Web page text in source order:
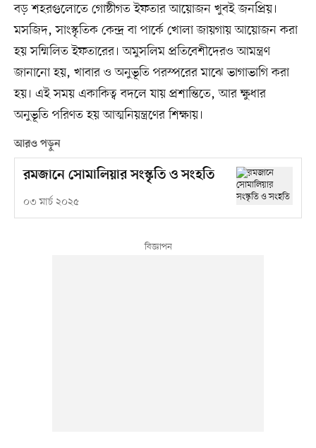
বড় শহরগুলোতে গোষ্ঠীগত ইফতার আয়োজন খুবই জনপ্রিয়।
মসজিদ, সাংস্কৃতিক কেন্দ্র বা পার্কে খোলা জায়গায় আয়োজন করা
হয় সম্মিলিত ইফতারের। অমুসলিম প্রতিবেশীদেরও আমন্ত্রণ
জানানো হয়, খাবার ও অনুভূতি পরস্পরের মাঝে ভাগাভাগি করা
হয়। এই সময় একাকিত্ব বদলে যায় প্রশান্তিতে, আর ক্ষুধার
অনুভূতি পরিণত হয় আত্মনিয়ন্ত্রণের শিক্ষায়।
আরও পড়ুন
রমজানে সোমালিয়ার সংস্কৃতি ও সংহতি
০৩ মার্চ ২০২৫